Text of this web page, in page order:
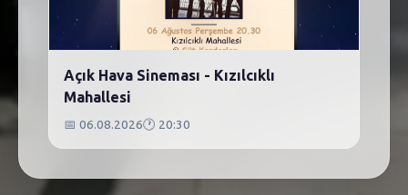
Açık Hava Sineması - Kızılcıklı
Mahallesi
📅 06.08.2026🕐 20:30